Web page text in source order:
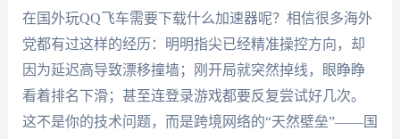
在国外玩QQ飞车需要下载什么加速器呢？相信很多海外
党都有过这样的经历：明明指尖已经精准操控方向，却
因为延迟高导致漂移撞墙；刚开局就突然掉线，眼睁睁
看着排名下滑；甚至连登录游戏都要反复尝试好几次。
这不是你的技术问题，而是跨境网络的“天然壁垒”——国